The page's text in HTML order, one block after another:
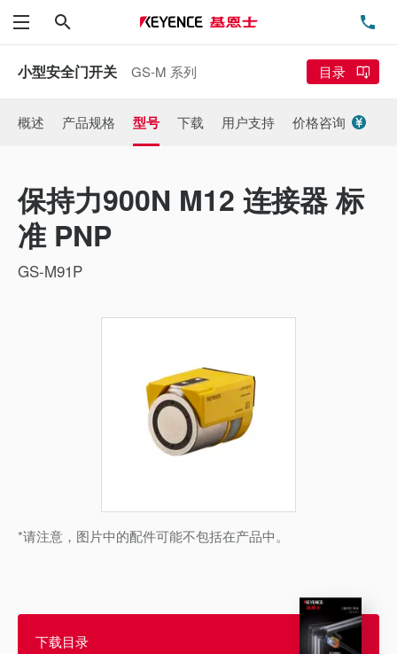
菜单
小型安全门开关 GS-M 系列 目录
概述 产品规格 型号 下载 用户支持 价格咨询
保持力900N M12 连接器 标
准 PNP
GS-M91P
*请注意，图片中的配件可能不包括在产品中。
下载目录